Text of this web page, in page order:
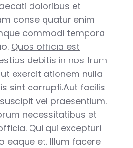
doloribus et
conse quatur enim
commodi tempora
Quos officia est
debitis in nos trum
exercit ationem nulla
sint corrupti.Aut facilis
vel praesentium.
necessitatibus et
Qui qui excepturi
eaque et. Illum facere